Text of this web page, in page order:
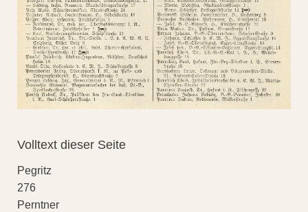
Volltext dieser Seite
Pegritz
276
Perntner